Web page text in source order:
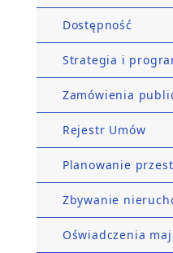
Dostępność
Strategia i
Zamówienia
Rejestr Umów
Planowanie
Zbywanie
Oświadczenia